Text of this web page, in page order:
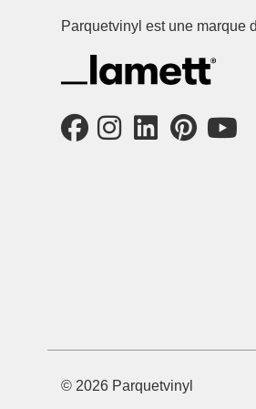
Parquetvinyl est une marque
© 2026 Parquetvinyl